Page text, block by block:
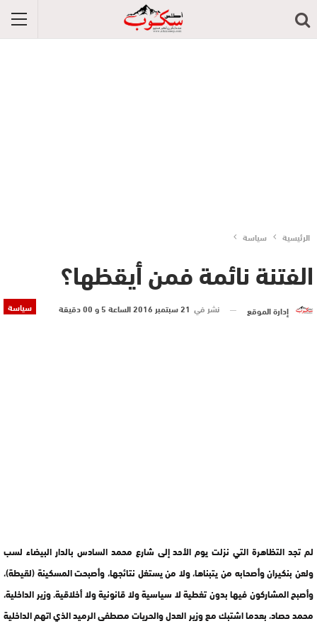
الرئيسية سياسة
الفتنة نائمة فمن أيقظها؟
سياسة إدارة الموقع نشر في 21 سبتمبر 2016 الساعة 5 و 00 دقيقة
لم تجد التظاهرة التي نزلت يوم الأحد إلى شارع محمد السادس بالدار البيضاء لسب
ولعن بنكيران وأصحابه من يتبناها، ولا من يستغل نتائجها، وأصبحت المسكينة (لقيطة)،
وأصبح المشاركون فيها بدون تغطية لا سياسية ولا قانونية ولا أخلاقية. وزير الداخلية،
محمد حصاد، بعدما اشتبك مع وزير العدل والحريات مصطفى الرميد الذي اتهم الداخلية